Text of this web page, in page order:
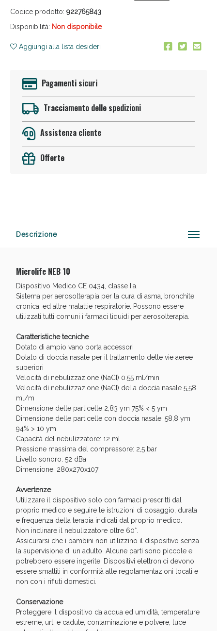
Codice prodotto: 922765843
Disponibilità: Non disponibile
Aggiungi alla lista desideri
Pagamenti sicuri
Tracciamento delle spedizioni
Assistenza cliente
Offerte
Descrizione
Microlife NEB 10
Dispositivo Medico CE 0434, classe IIa.
Sistema per aerosolterapia per la cura di asma, bronchite
cronica, ed altre malattie respiratorie. Possono essere
utilizzati tutti comuni i farmaci liquidi per aerosolterapia.
Caratteristiche tecniche
Dotato di ampio vano porta accessori
Dotato di doccia nasale per il trattamento delle vie aeree
superiori
Velocità di nebulizzazione (NaCI) 0.55 ml/min
Velocità di nebulizzazione (NaCI) della doccia nasale 5,58
ml/m
Dimensione delle particelle 2,83 ym 75% < 5 ym
Dimensione delle particelle con doccia nasale: 58,8 ym
94% > 10 ym
Capacità del nebulizzatore: 12 ml
Pressione massima del compressore: 2,5 bar
Livello sonoro: 52 dBa
Dimensione: 280x270x107
Avvertenze
Utilizzare il dispositivo solo con farmaci prescritti dal
proprio medico e seguire le istruzioni di dosaggio, durata
e frequenza della terapia indicati dal proprio medico.
Non inclinare il nebulizzatore oltre 60°.
Assicurarsi che i bambini non utilizzino il dispositivo senza
la supervisione di un adulto. Alcune parti sono piccole e
potrebbero essere ingerite. Dispositivi elettronici devono
essere smaltiti in conformità alle regolamentazioni locali e
non con i rifiuti domestici.
Conservazione
Proteggere il dispositivo da acqua ed umidità, temperature
estreme, urti e cadute, contaminazione e polvere, luce
Anticellulite e Fanghi: Sconto fino al 40% valido
Sconto fino al 55% disponibile oggi!
Vie Urinarie e Prostata: Sconti fino al 45% oggi!